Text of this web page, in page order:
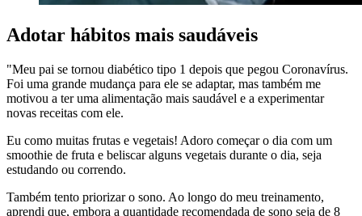
Adotar hábitos mais saudáveis
"Meu pai se tornou diabético tipo 1 depois que pegou Coronavírus.
Foi uma grande mudança para ele se adaptar, mas também me
motivou a ter uma alimentação mais saudável e a experimentar
novas receitas com ele.
Eu como muitas frutas e vegetais! Adoro começar o dia com um
smoothie de fruta e beliscar alguns vegetais durante o dia, seja
estudando ou correndo.
Também tento priorizar o sono. Ao longo do meu treinamento,
aprendi que, embora a quantidade recomendada de sono seja de 8